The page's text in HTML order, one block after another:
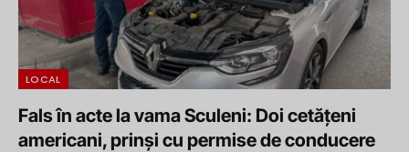
LOCAL
Fals în acte la vama Sculeni: Doi cetățeni
americani, prinși cu permise de conducere